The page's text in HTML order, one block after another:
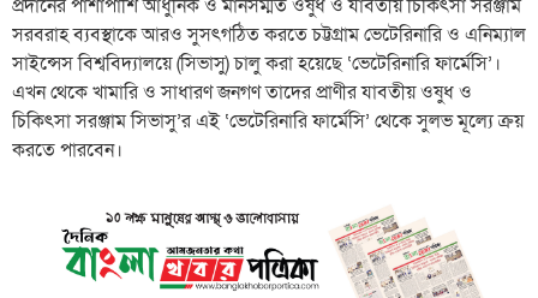
প্রদানের পাশাপাশি আধুনিক ও মানসম্মত ওষুধ ও যাবতীয় চিকিৎসা সরঞ্জাম
সরবরাহ ব্যবস্থাকে আরও সুসৎগঠিত করতে চট্টগ্রাম ভেটেরিনারি ও এনিম্যাল
সাইন্সেস বিশ্ববিদ্যালয়ে (সিভাসু) চালু করা হয়েছে ‘ভেটেরিনারি ফার্মেসি’।
এখন থেকে খামারি ও সাধারণ জনগণ তাদের প্রাণীর যাবতীয় ওষুধ ও
চিকিৎসা সরঞ্জাম সিভাসু’র এই ‘ভেটেরিনারি ফার্মেসি’ থেকে সুলভ মূল্যে ক্রয়
করতে পারবেন।